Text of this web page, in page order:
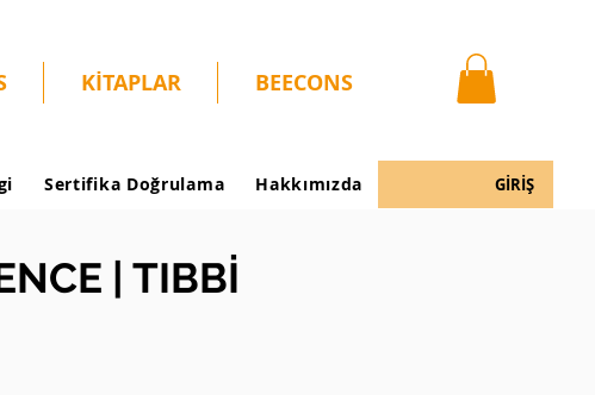
KİTAPLAR BEECONS
Sertifika Doğrulama Hakkımızda GİRİŞ
| TIBBİ